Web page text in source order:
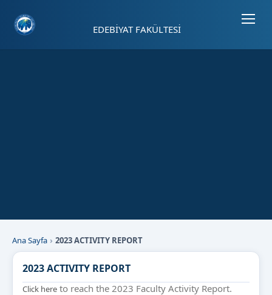
EDEBİYAT FAKÜLTESİ
Ana Sayfa 2023 ACTIVITY REPORT
2023 ACTIVITY REPORT
Click here to reach the 2023 Faculty Activity Report.